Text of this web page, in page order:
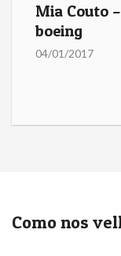
Mia Couto
boeing
04/01/2017
Como nos